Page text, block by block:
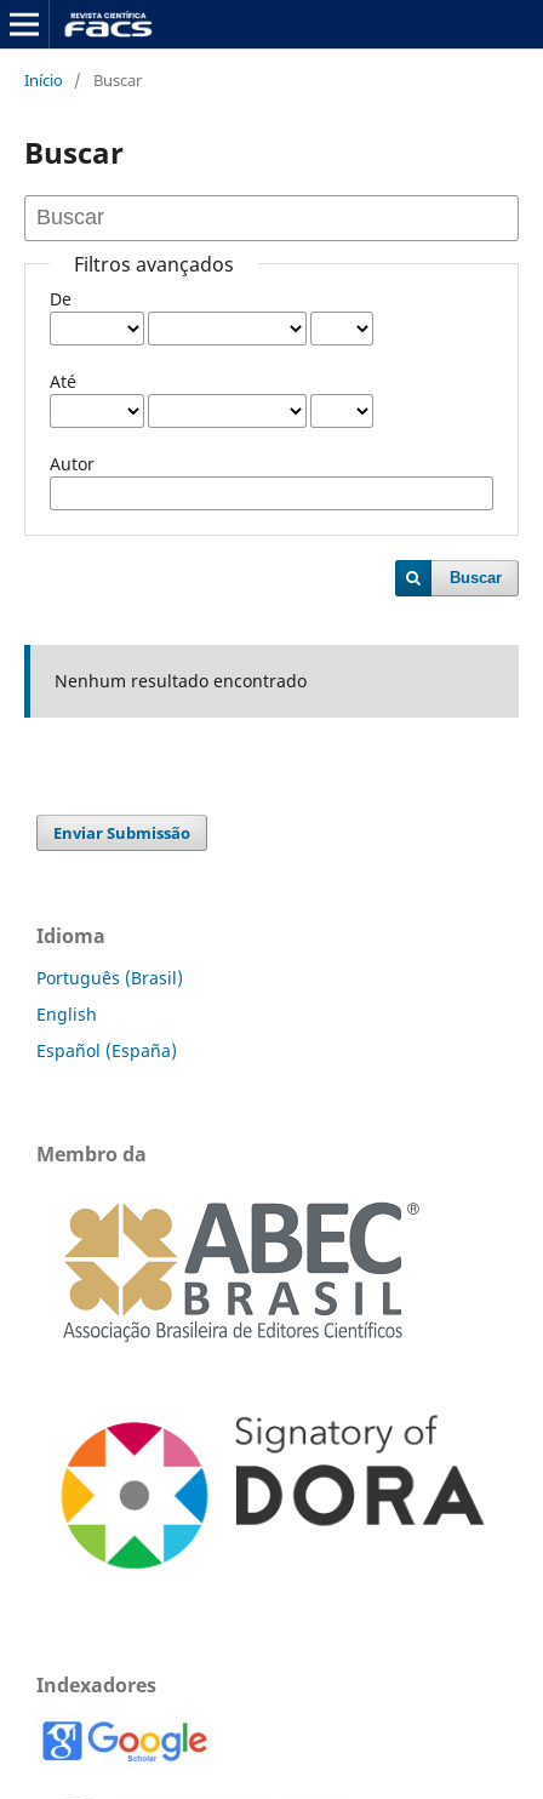
Início / Buscar
Buscar
Filtros avançados
De
Até
Autor
Buscar
Nenhum resultado encontrado
Enviar Submissão
Idioma
Português (Brasil)
English
Español (España)
Membro da
Indexadores